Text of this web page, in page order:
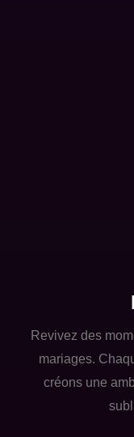
Revivez des
mariages.
créons une